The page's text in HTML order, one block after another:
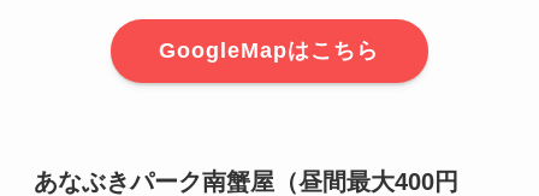
GoogleMapはこちら
あなぶきパーク南蟹屋（昼間最大400円